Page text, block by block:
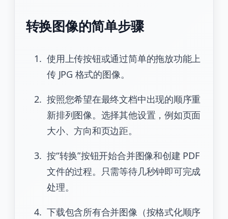
转换图像的简单步骤
使用上传按钮或通过简单的拖放功能上
传 JPG 格式的图像。
按照您希望在最终文档中出现的顺序重
新排列图像。选择其他设置，例如页面
大小、方向和页边距。
按“转换”按钮开始合并图像和创建 PDF
文件的过程。只需等待几秒钟即可完成
处理。
下载包含所有合并图像（按格式化顺序